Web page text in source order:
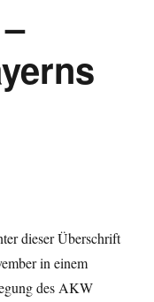
dieser Überschrift
in einem
des AKW